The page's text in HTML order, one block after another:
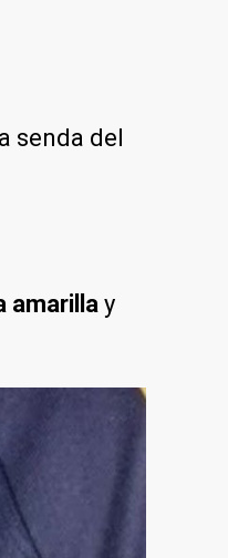
senda del
amarilla y